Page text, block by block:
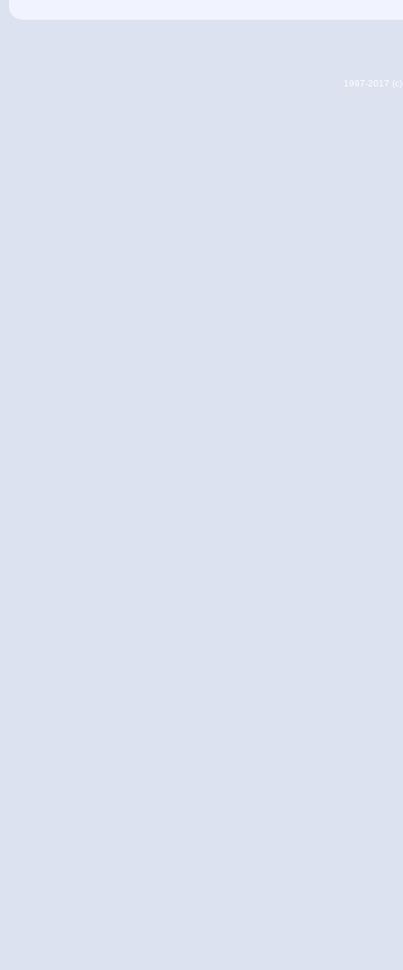
1997-2017